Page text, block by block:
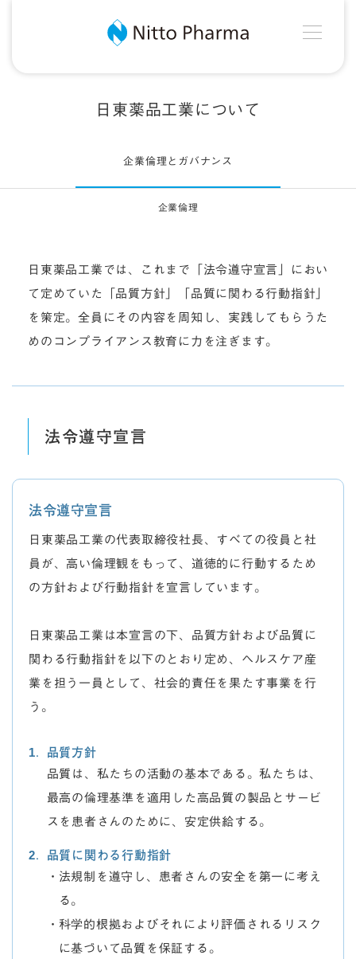
Nitto Pharma
日東薬品工業について
企業倫理とガバナンス
企業倫理
日東薬品工業では、これまで「法令遵守宣言」におい
て定めていた「品質方針」「品質に関わる行動指針」
を策定。全員にその内容を周知し、実践してもらうた
めのコンプライアンス教育に力を注ぎます。
法令遵守宣言
法令遵守宣言
日東薬品工業の代表取締役社長、すべての役員と社
員が、高い倫理観をもって、道徳的に行動するため
の方針および行動指針を宣言しています。
日東薬品工業は本宣言の下、品質方針および品質に
関わる行動指針を以下のとおり定め、ヘルスケア産
業を担う一員として、社会的責任を果たす事業を行
う。
品質方針
品質は、私たちの活動の基本である。私たちは、
最高の倫理基準を適用した高品質の製品とサービ
スを患者さんのために、安定供給する。
品質に関わる行動指針
法規制を遵守し、患者さんの安全を第一に考え
る。
科学的根拠およびそれにより評価されるリスク
に基づいて品質を保証する。